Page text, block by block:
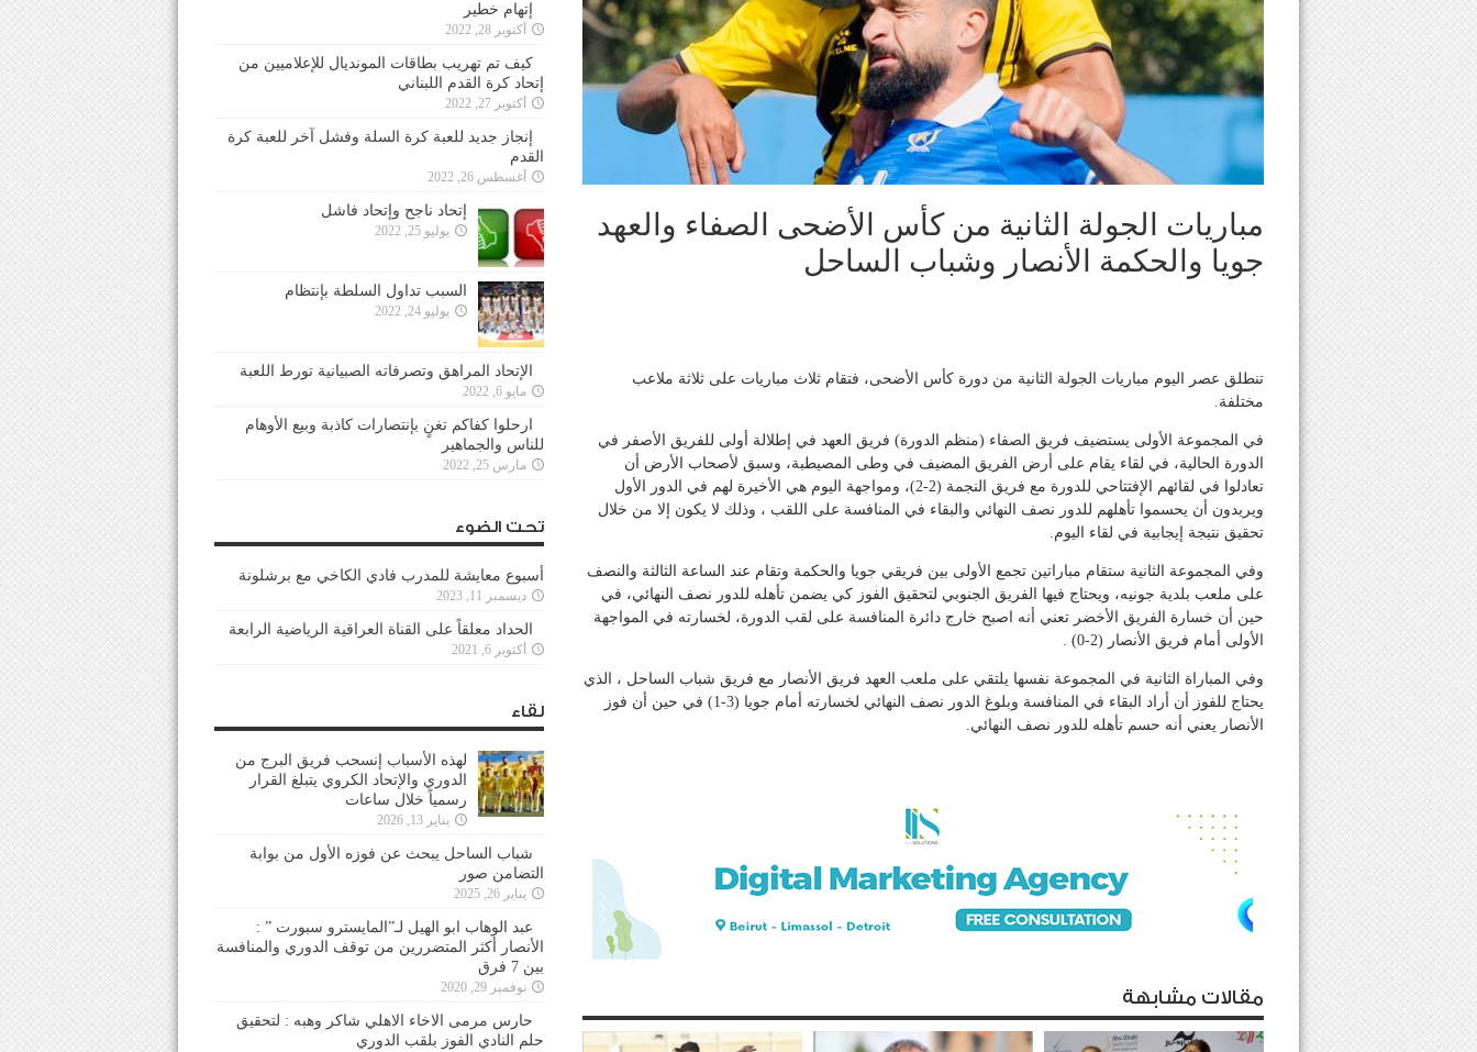
مباريات الجولة الثانية من كأس الأضحى الصفاء والعهد
جويا والحكمة الأنصار وشباب الساحل
تنطلق عصر اليوم مباريات الجولة الثانية من دورة كأس الأضحى، فتقام ثلاث مباريات على ثلاثة ملاعب
مختلفة.
في المجموعة الأولى يستضيف فريق الصفاء (منظم الدورة) فريق العهد في إطلالة أولى للفريق الأصفر في
الدورة الحالية، في لقاء يقام على أرض الفريق المضيف في وطى المصيطبة، وسبق لأصحاب الأرض أن
تعادلوا في لقائهم الإفتتاحي للدورة مع فريق النجمة (2-2)، ومواجهة اليوم هي الأخيرة لهم في الدور الأول
ويريدون أن يحسموا تأهلهم للدور نصف النهائي والبقاء في المنافسة على اللقب ، وذلك لا يكون إلا من خلال
تحقيق نتيجة إيجابية في لقاء اليوم.
وفي المجموعة الثانية ستقام مباراتين تجمع الأولى بين فريقي جويا والحكمة وتقام عند الساعة الثالثة والنصف
على ملعب بلدية جونيه، ويحتاج فيها الفريق الجنوبي لتحقيق الفوز كي يضمن تأهله للدور نصف النهائي، في
حين أن خسارة الفريق الأخضر تعني أنه اصبح خارج دائرة المنافسة على لقب الدورة، لخسارته في المواجهة
الأولى أمام فريق الأنصار (2-0) .
وفي المباراة الثانية في المجموعة نفسها يلتقي على ملعب العهد فريق الأنصار مع فريق شباب الساحل ، الذي
يحتاج للفوز أن أراد البقاء في المنافسة وبلوغ الدور نصف النهائي لخسارته أمام جويا (3-1) في حين أن فوز
الأنصار يعني أنه حسم تأهله للدور نصف النهائي.
مقالات مشابهة
إتهام خطير
أكتوبر 28, 2022
كيف تم تهريب بطاقات المونديال للإعلاميين من
إتحاد كرة القدم اللبناني
أكتوبر 27, 2022
إنجاز جديد للعبة كرة السلة وفشل آخر للعبة كرة
القدم
أغسطس 26, 2022
إتحاد ناجح وإتحاد فاشل
يوليو 25, 2022
السبب تداول السلطة بإنتظام
يوليو 24, 2022
الإتحاد المراهق وتصرفاته الصبيانية تورط اللعبة
مايو 6, 2022
ارحلوا كفاكم تغنٍ بإنتصارات كاذبة وبيع الأوهام
للناس والجماهير
مارس 25, 2022
تحت الضوء
أسبوع معايشة للمدرب فادي الكاخي مع برشلونة
ديسمبر 11, 2023
الحداد معلقاً على القناة العراقية الرياضية الرابعة
أكتوبر 6, 2021
لقاء
لهذه الأسباب إنسحب فريق البرج من
الدوري والإتحاد الكروي يتبلغ القرار
رسمياً خلال ساعات
يناير 13, 2026
شباب الساحل يبحث عن فوزه الأول من بوابة
التضامن صور
يناير 26, 2025
عبد الوهاب ابو الهيل لـ”المايسترو سبورت ” :
الأنصار أكثر المتضررين من توقف الدوري والمنافسة
بين 7 فرق
نوفمبر 29, 2020
حارس مرمى الاخاء الاهلي شاكر وهبه : لتحقيق
حلم النادي الفوز بلقب الدوري